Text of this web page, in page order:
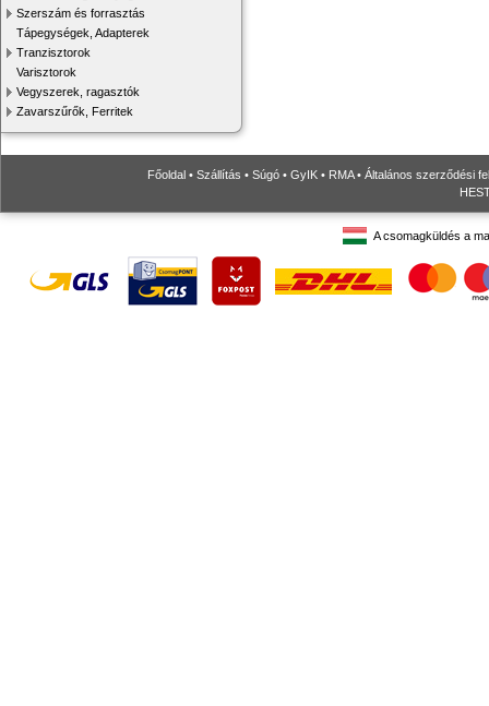
Szerszám és forrasztás
Tápegységek, Adapterek
Tranzisztorok
Varisztorok
Vegyszerek, ragasztók
Zavarszűrők, Ferritek
Főoldal • Szállítás • Súgó • GyIK • RMA• Általános szerződési
A csomagküldés a